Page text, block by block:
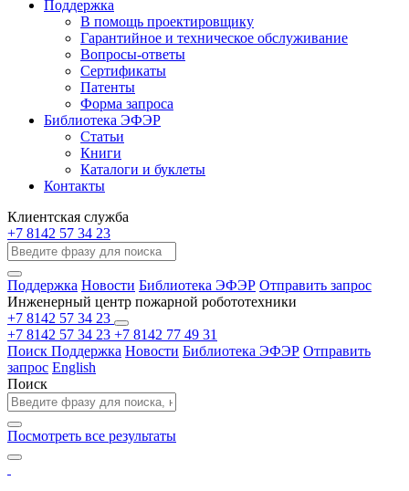
Поддержка
В помощь проектировщику
Гарантийное и техническое обслуживание
Вопросы-ответы
Сертификаты
Патенты
Форма запроса
Библиотека ЭФЭР
Статьи
Книги
Каталоги и буклеты
Контакты
Клиентская служба
+7 8142 57 34 23
Поддержка Новости Библиотека ЭФЭР Отправить запрос
Инженерный центр пожарной робототехники
+7 8142 57 34 23
+7 8142 57 34 23 +7 8142 77 49 31
Поиск Поддержка Новости Библиотека ЭФЭР Отправить
запрос English
Поиск
Посмотреть все результаты